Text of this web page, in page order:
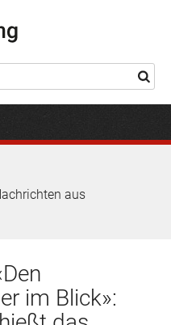
aus
im Blick»: